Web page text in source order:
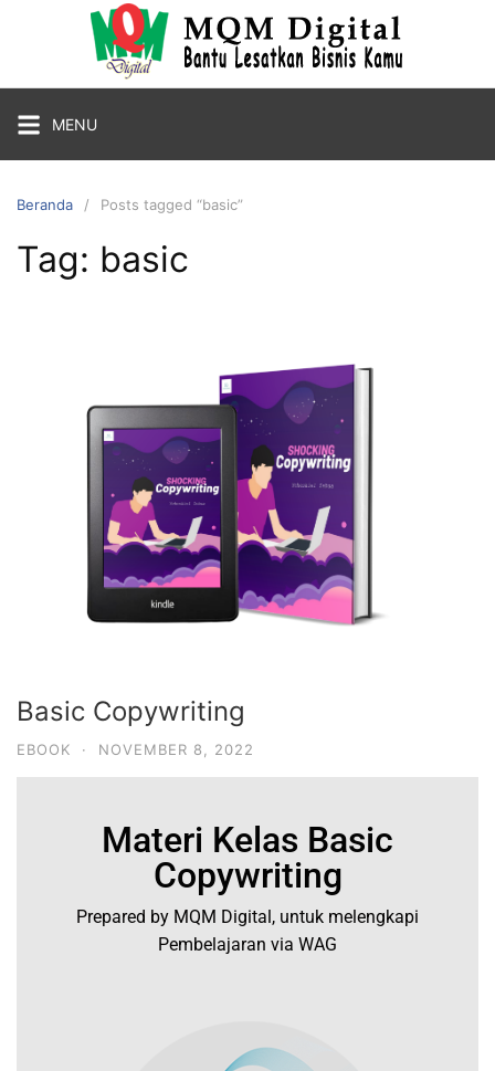
MENU
Beranda Posts tagged “basic”
Tag: basic
Basic Copywriting
EBOOK · NOVEMBER 8, 2022
Materi Kelas Basic
Copywriting
Prepared by MQM Digital, untuk melengkapi
Pembelajaran via WAG